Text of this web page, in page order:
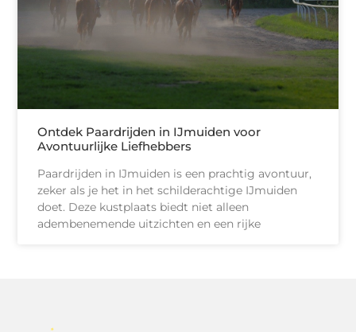
Ontdek Paardrijden in IJmuiden voor
Avontuurlijke Liefhebbers
Paardrijden in IJmuiden is een prachtig avontuur,
zeker als je het in het schilderachtige IJmuiden
doet. Deze kustplaats biedt niet alleen
adembenemende uitzichten en een rijke